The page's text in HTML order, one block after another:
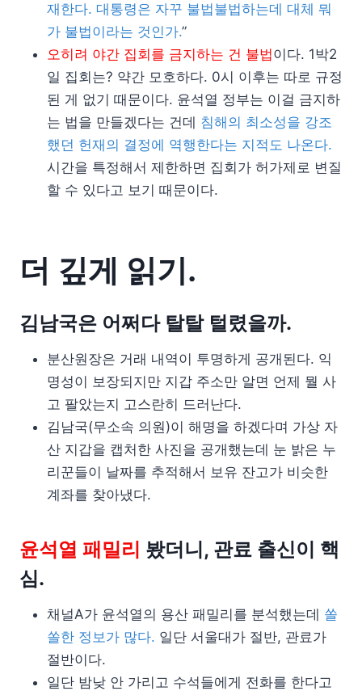
재한다. 대통령은 자꾸 불법불법하는데 대체 뭐
가 불법이라는 것인가.”
오히려 야간 집회를 금지하는 건 불법이다. 1박2
일 집회는? 약간 모호하다. 0시 이후는 따로 규정
된 게 없기 때문이다. 윤석열 정부는 이걸 금지하
는 법을 만들겠다는 건데 침해의 최소성을 강조
했던 헌재의 결정에 역행한다는 지적도 나온다.
시간을 특정해서 제한하면 집회가 허가제로 변질
할 수 있다고 보기 때문이다.
더 깊게 읽기.
김남국은 어쩌다 탈탈 털렸을까.
분산원장은 거래 내역이 투명하게 공개된다. 익
명성이 보장되지만 지갑 주소만 알면 언제 뭘 사
고 팔았는지 고스란히 드러난다.
김남국(무소속 의원)이 해명을 하겠다며 가상 자
산 지갑을 캡처한 사진을 공개했는데 눈 밝은 누
리꾼들이 날짜를 추적해서 보유 잔고가 비슷한
계좌를 찾아냈다.
윤석열 패밀리 봤더니, 관료 출신이 핵
심.
채널A가 윤석열의 용산 패밀리를 분석했는데 쏠
쏠한 정보가 많다. 일단 서울대가 절반, 관료가
절반이다.
일단 밤낮 안 가리고 수석들에게 전화를 한다고